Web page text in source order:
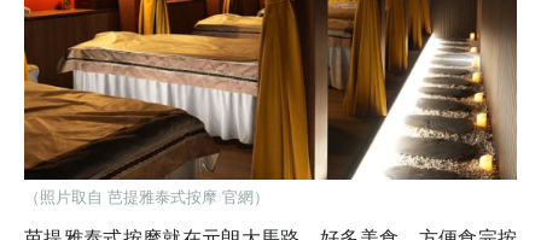
（照片取自 芭提雅泰式按摩 官網）